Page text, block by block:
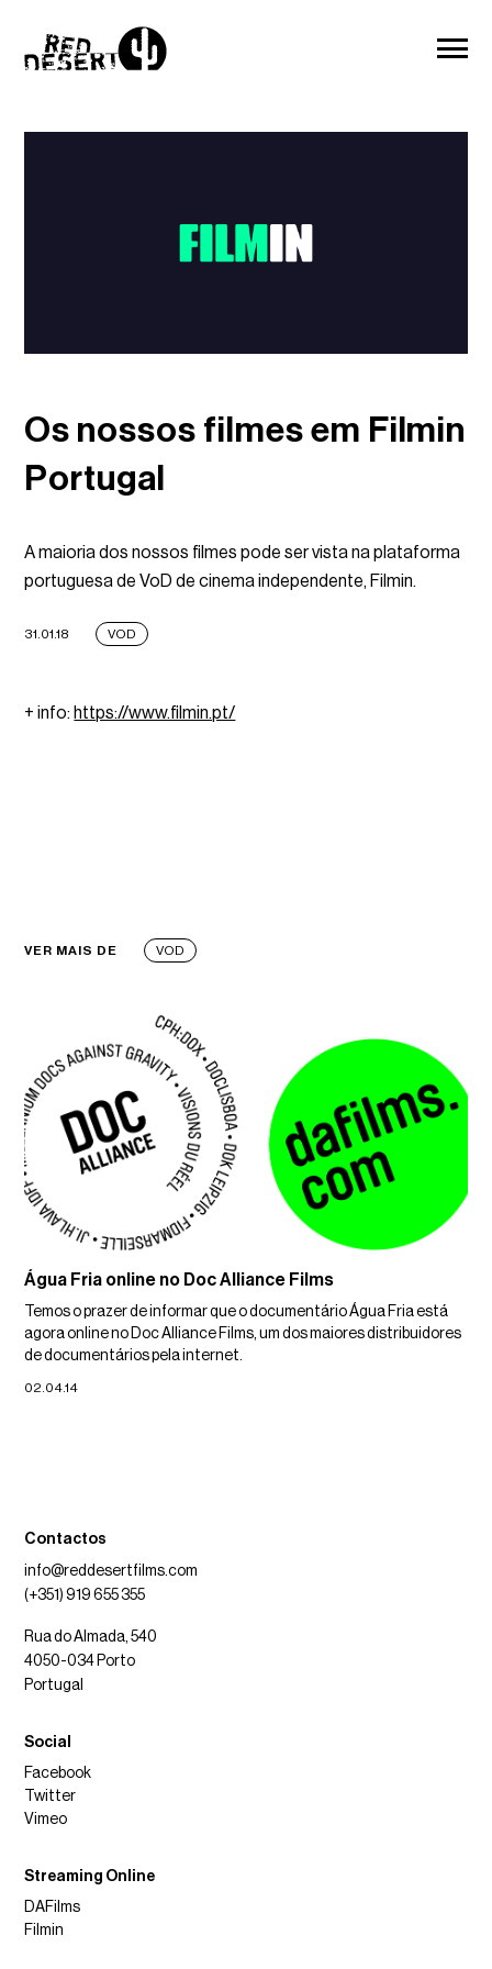
Os nossos filmes em Filmin
Portugal
A maioria dos nossos filmes pode ser vista na plataforma
portuguesa de VoD de cinema independente, Filmin.
31.01.18 VOD
+ info: https://www.filmin.pt/
VER MAIS DE VOD
Água Fria online no Doc Alliance Films
Temos o prazer de informar que o documentário Água Fria está
agora online no Doc Alliance Films, um dos maiores distribuidores
de documentários pela internet.
02.04.14
Contactos
info@reddesertfilms.com
(+351) 919 655 355
Rua do Almada, 540
4050-034 Porto
Portugal
Social
Facebook
Twitter
Vimeo
Streaming Online
DAFilms
Filmin